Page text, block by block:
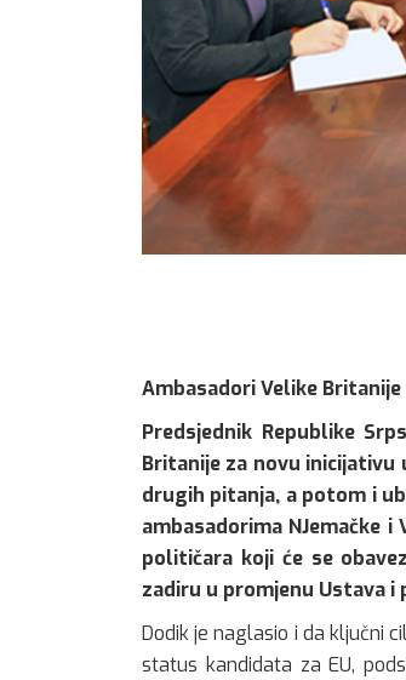
Ambasadori Velike Britanije
Predsjednik Republike
Britanije za novu
drugih pitanja, a potom i
ambasadorima NJemačke
političara koji će se
zadiru u promjenu Ustava i
Dodik je naglasio i da ključni
status kandidata za EU,